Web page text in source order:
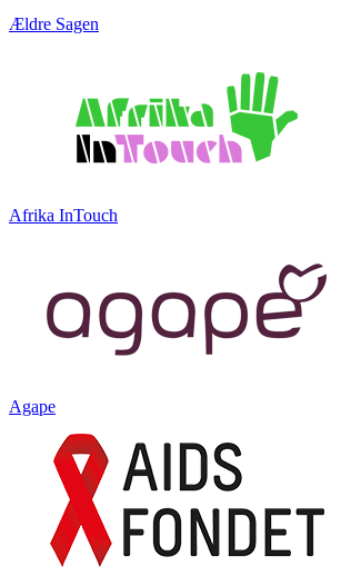
Ældre Sagen
Afrika InTouch
Agape